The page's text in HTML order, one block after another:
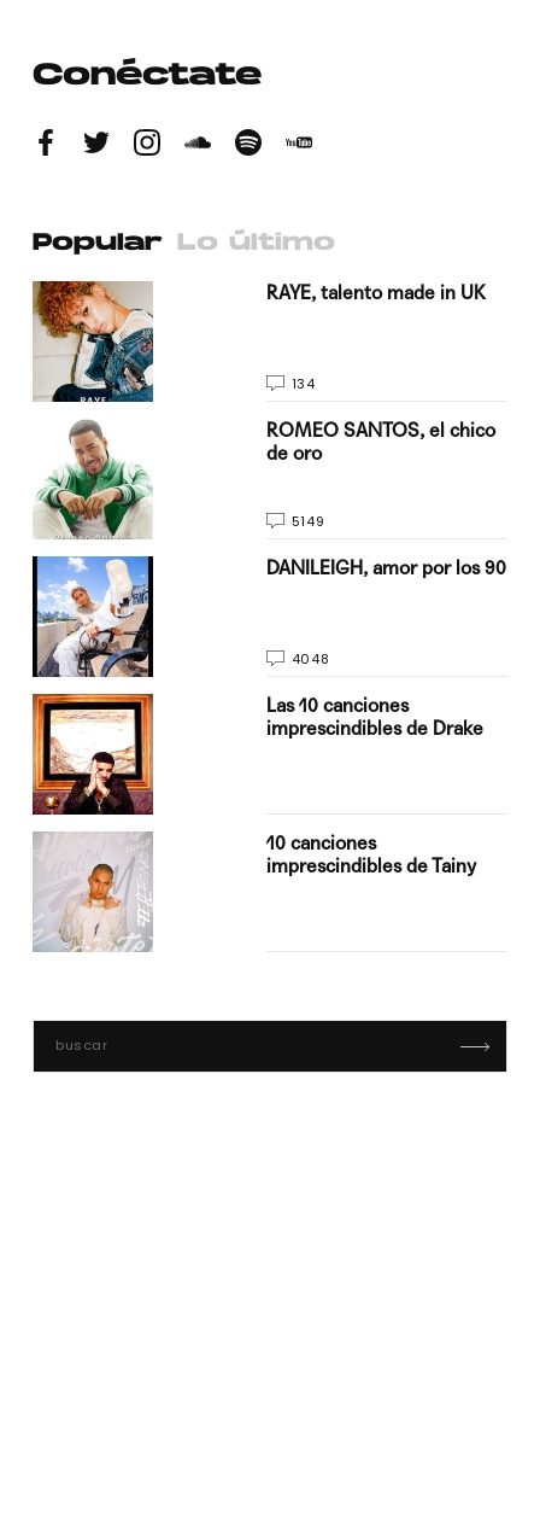
Conéctate
Popular Lo último
RAYE, talento made in UK
134
ROMEO SANTOS, el chico
de oro
5149
DANILEIGH, amor por los 90
4048
Las 10 canciones
imprescindibles de Drake
10 canciones
imprescindibles de Tainy